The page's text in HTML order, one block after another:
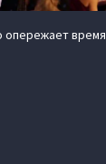
опережает время